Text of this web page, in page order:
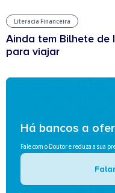
Literacia Financeira
Ainda tem Bilhete de
para viajar
Há bancos a
Fale com o Doutor e reduza a sua